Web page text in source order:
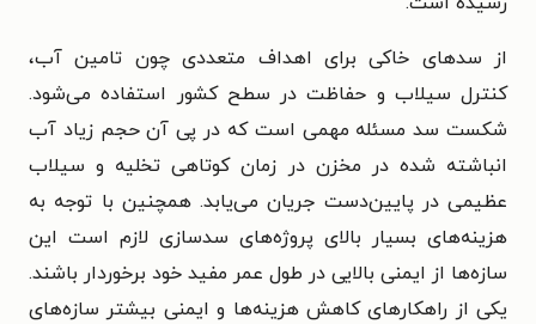
از سدهای خاکی برای اهداف متعددی چون تامین آب،
کنترل سیلاب و حفاظت در سطح کشور استفاده می‌شود.
شکست سد مسئله مهمی است که در پی آن حجمزیاد آب
انباشته شده در مخزن در زمان کوتاهی تخلیه و سیلاب
عظیمی در پایین‌دست جریان می‌یابد. همچنین با توجه به
هزینه‌های بسیار بالای پروژه‌های سدسازی لازم است این
سازه‌ها از ایمنی بالایی در طول عمر مفید خود برخوردار باشند.
یکی از راهکارهای کاهش هزینه‌ها و ایمنی بیشتر سازه‌های